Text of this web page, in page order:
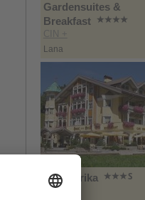
Gardensuites &
Breakfast
CIN +
Lana
Hotel Erika
CIN +